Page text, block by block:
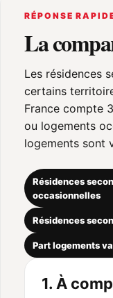
RÉPONSE
La
Les résidences
certains
France compte
ou logements
logements sont
Résidences
occasionnelles
Résidences
Part logements
1. À